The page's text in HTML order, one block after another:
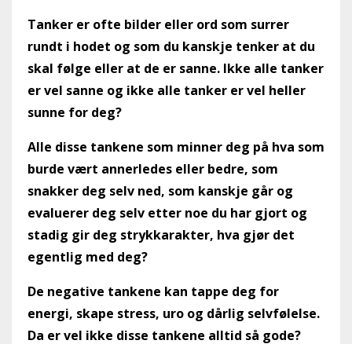
Tanker er ofte bilder eller ord som surrer
rundt i hodet og som du kanskje tenker at du
skal følge eller at de er sanne. Ikke alle tanker
er vel sanne og ikke alle tanker er vel heller
sunne for deg?
Alle disse tankene som minner deg på hva som
burde vært annerledes eller bedre, som
snakker deg selv ned, som kanskje går og
evaluerer deg selv etter noe du har gjort og
stadig gir deg strykkarakter, hva gjør det
egentlig med deg?
De negative tankene kan tappe deg for
energi, skape stress, uro og dårlig selvfølelse.
Da er vel ikke disse tankene alltid så gode?